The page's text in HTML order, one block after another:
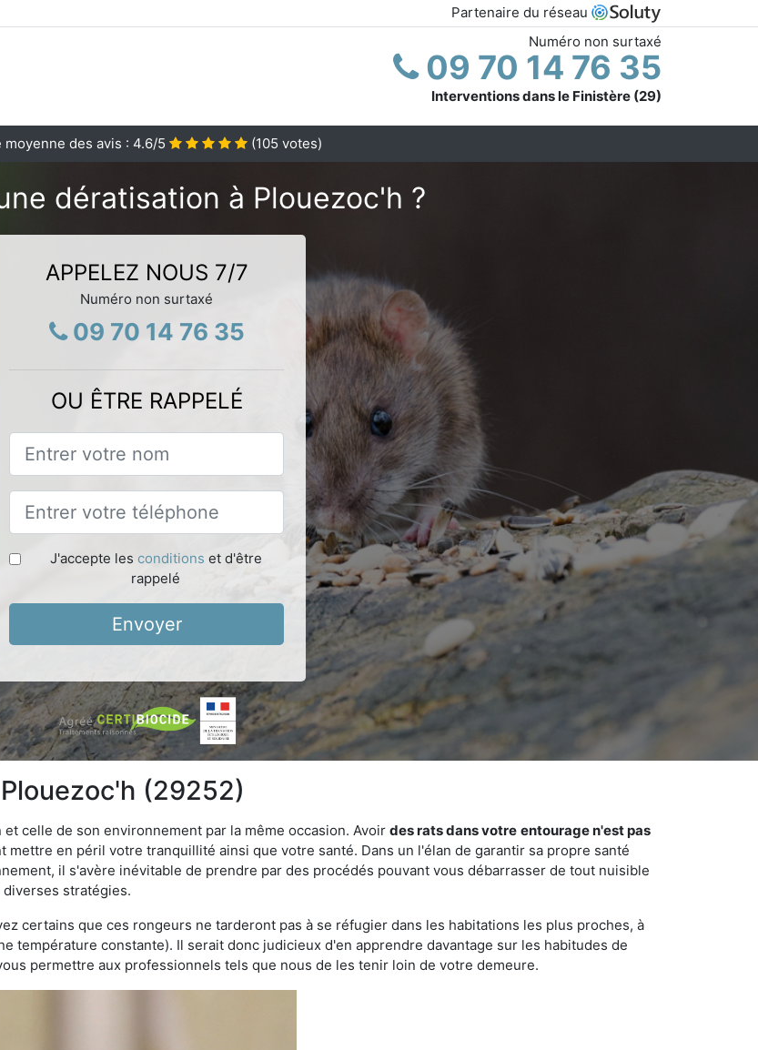
Partenaire du réseau
Numéro non surtaxé
09 70 14 76 35
Interventions dans le Finistère (29)
moyenne des avis : 4.6/5 (105 votes)
dératisation à Plouezoc'h ?
APPELEZ NOUS 7/7
Numéro non surtaxé
09 70 14 76 35
OU ÊTRE RAPPELÉ
J'accepte les conditions et d'être
rappelé
Envoyer
(29252)
celle de son environnement par la même occasion. Avoir des rats dans votre entourage n'est pas
mettre en péril votre tranquillité ainsi que votre santé. Dans un l'élan de garantir sa propre santé
il s'avère inévitable de prendre par des procédés pouvant vous débarrasser de tout nuisible
stratégies.
certains que ces rongeurs ne tarderont pas à se réfugier dans les habitations les plus proches, à
température constante). Il serait donc judicieux d'en apprendre davantage sur les habitudes de
permettre aux professionnels tels que nous de les tenir loin de votre demeure.